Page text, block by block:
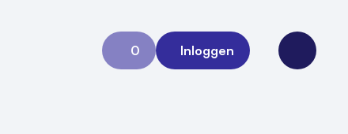
0
Aanvraag 0
Inloggen
Open